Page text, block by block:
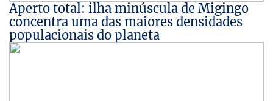
Aperto total: ilha minúscula de Migingo
concentra uma das maiores densidades
populacionais do planeta